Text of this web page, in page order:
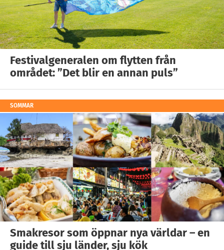
Festivalgeneralen om flytten från
området: ”Det blir en annan puls”
SOMMAR
Smakresor som öppnar nya världar – en
guide till sju länder, sju kök